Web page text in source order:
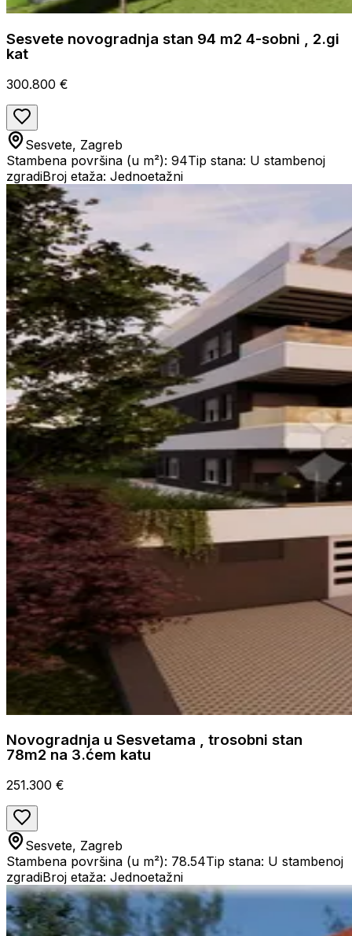
Sesvete novogradnja stan 94 m2 4-sobni , 2.gi
kat
300.800 €
Sesvete, Zagreb
Stambena površina (u m²): 94Tip stana: U stambenoj
zgradiBroj etaža: Jednoetažni
Novogradnja u Sesvetama , trosobni stan
78m2 na 3.ćem katu
251.300 €
Sesvete, Zagreb
Stambena površina (u m²): 78.54Tip stana: U stambenoj
zgradiBroj etaža: Jednoetažni